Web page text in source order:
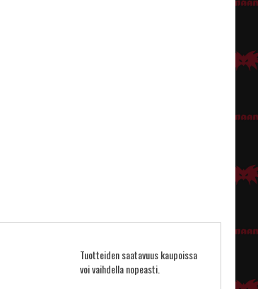
Tuotteiden saatavuus kaupoissa
voi vaihdella nopeasti.